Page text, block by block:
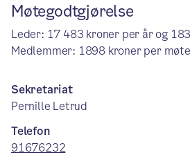
Møtegodtgjørelse
Leder: 17 483 kroner per år og
Medlemmer: 1898 kroner per møte
Sekretariat
Pernille Letrud
Telefon
91676232